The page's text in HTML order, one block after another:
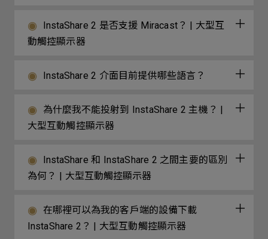
InstaShare 2 是否支援 Miracast？ | 大型互
動觸控顯示器
InstaShare 2 介面目前提供哪些語言？
為什麼我不能投射到 InstaShare 2 主機？ |
大型互動觸控顯示器
InstaShare 和 InstaShare 2 之間主要的區別
為何？ | 大型互動觸控顯示器
在哪裡可以為我的客戶端的設備下載
InstaShare 2？ | 大型互動觸控顯示器